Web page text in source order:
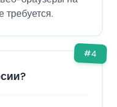
требуется.
#4